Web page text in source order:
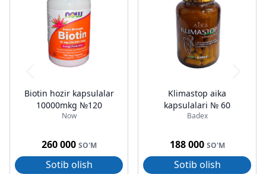
Biotin hozir kapsulalar
10000mkg №120
Now
260 000 SO'M
Sotib olish
Klimastop aika
kapsulalari № 60
Badex
188 000 SO'M
Sotib olish